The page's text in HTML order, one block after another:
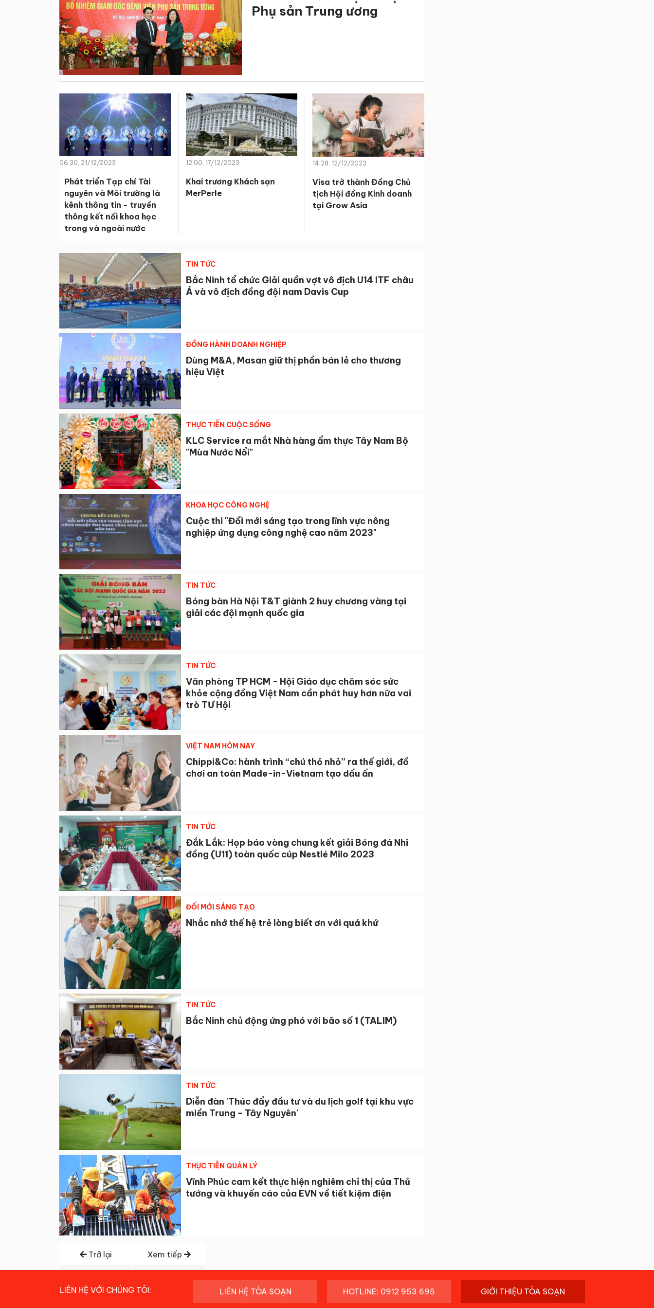
Phụ sản Trung ương
06:30, 21/12/2023
Phát triển Tạp chí Tài
nguyên và Môi trường là
kênh thông tin - truyền
thông kết nối khoa học
trong và ngoài nước
12:00, 17/12/2023
Khai trương Khách sạn
MerPerle
14:28, 12/12/2023
Visa trở thành Đồng Chủ
tịch Hội đồng Kinh doanh
tại Grow Asia
TIN TỨC
Bắc Ninh tổ chức Giải quần vợt vô địch U14 ITF châu
Á và vô địch đồng đội nam Davis Cup
ĐỒNG HÀNH DOANH NGHIỆP
Dùng M&A, Masan giữ thị phần bán lẻ cho thương
hiệu Việt
THỰC TIỄN CUỘC SỐNG
KLC Service ra mắt Nhà hàng ẩm thực Tây Nam Bộ
"Mùa Nước Nổi"
KHOA HỌC CÔNG NGHỆ
Cuộc thi "Đổi mới sáng tạo trong lĩnh vực nông
nghiệp ứng dụng công nghệ cao năm 2023"
TIN TỨC
Bóng bàn Hà Nội T&T giành 2 huy chương vàng tại
giải các đội mạnh quốc gia
TIN TỨC
Văn phòng TP HCM - Hội Giáo dục chăm sóc sức
khỏe cộng đồng Việt Nam cần phát huy hơn nữa vai
trò TƯ Hội
VIỆT NAM HÔM NAY
Chippi&Co: hành trình “chú thỏ nhỏ” ra thế giới, đồ
chơi an toàn Made-in-Vietnam tạo dấu ấn
TIN TỨC
Đắk Lắk: Họp báo vòng chung kết giải Bóng đá Nhi
đồng (U11) toàn quốc cúp Nestlé Milo 2023
ĐỔI MỚI SÁNG TẠO
Nhắc nhớ thế hệ trẻ lòng biết ơn với quá khứ
TIN TỨC
Bắc Ninh chủ động ứng phó với bão số 1 (TALIM)
TIN TỨC
Diễn đàn 'Thúc đẩy đầu tư và du lịch golf tại khu vực
miền Trung - Tây Nguyên'
THỰC TIỄN QUẢN LÝ
Vĩnh Phúc cam kết thực hiện nghiêm chỉ thị của Thủ
tướng và khuyến cáo của EVN về tiết kiệm điện
Trở lại Xem tiếp
LIÊN HỆ VỚI CHÚNG TÔI: LIÊN HỆ TÒA SOẠN HOTLINE: 0912 953 695 GIỚI THIỆU TÒA SOẠN